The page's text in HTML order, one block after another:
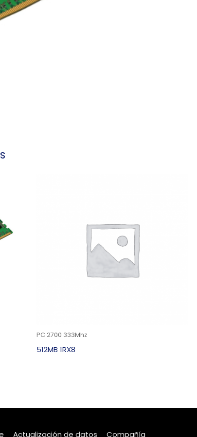
PC 2700 333Mhz
512MB 1RX8
Actualización de datos Compañía